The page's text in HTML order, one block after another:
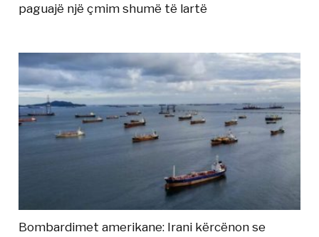
paguajë një çmim shumë të lartë
Bombardimet amerikane: Irani kërcënon se